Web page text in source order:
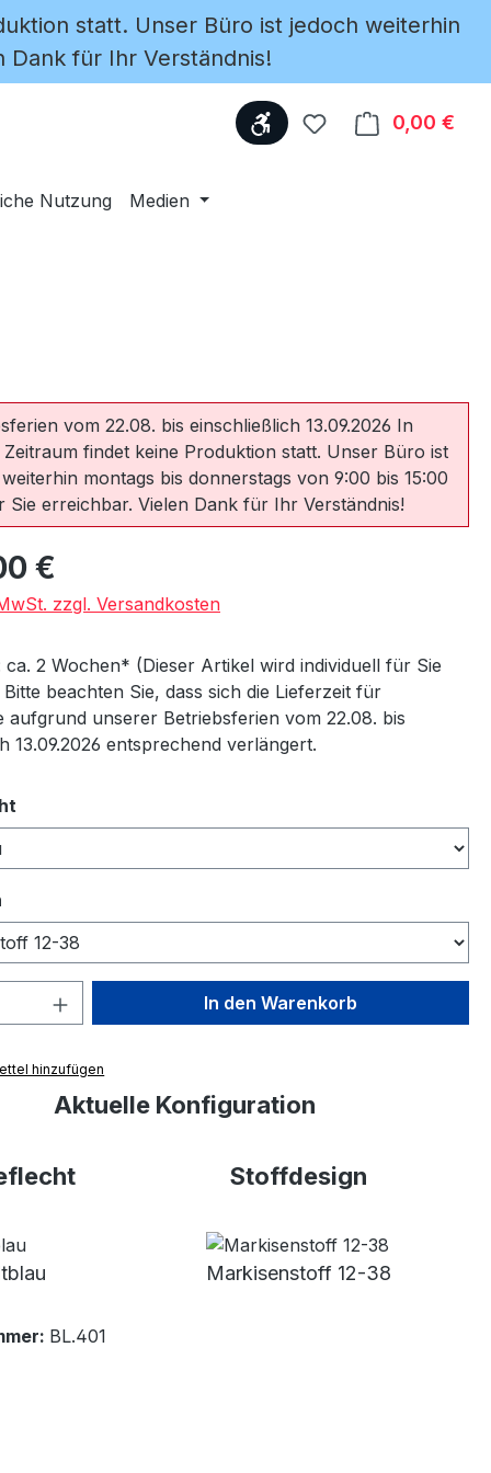
statt. Unser Büro ist jedoch weiterhin
Dank für Ihr Verständnis!
Werkzeugleiste anzeigen
Du hast 00,00 €
Nutzung Medien
vom 22.08. bis einschließlich 13.09.2026 In
Zeitraum findet keine Produktion statt. Unser Büro ist
montags bis donnerstags von 9:00 bis 15:00
Sie erreichbar. Vielen Dank für Ihr Verständnis!
€
zzgl. Versandkosten
ca. 2 Wochen* (Dieser Artikel wird individuell für Sie
beachten Sie, dass sich die Lieferzeit für
aufgrund unserer Betriebsferien vom 22.08. bis
13.09.2026 entsprechend verlängert.
Anzahl: Gib den gewünschten Wert
In den Warenkorb
hinzufügen
Aktuelle Konfiguration
Stoffdesign
Markisenstoff 12-38
BL.401